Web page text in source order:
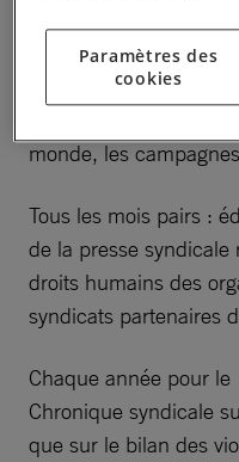
activités en cours et
Syndicats et les
monde, les
Tous les mois pairs :
de la presse
droits humains des
syndicats partenaires
Chaque année pour
Chronique syndicale
que sur le bilan des
Paramètres des
cookies